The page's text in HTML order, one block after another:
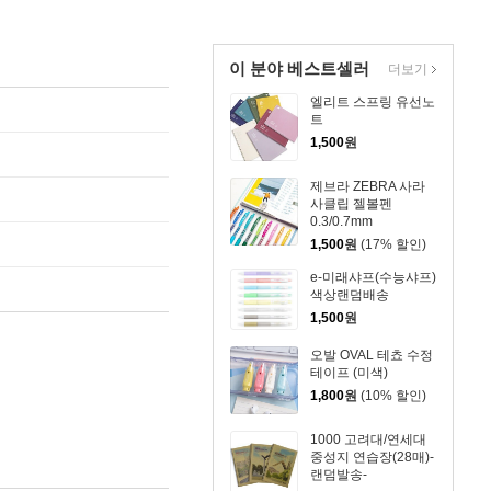
이 분야 베스트셀러
엘리트 스프링 유선노
트
1,500원
제브라 ZEBRA 사라
사클립 젤볼펜
0.3/0.7mm
1,500원 (17% 할인)
e-미래샤프(수능샤프)
색상랜덤배송
1,500원
오발 OVAL 테쵸 수정
테이프 (미색)
1,800원 (10% 할인)
1000 고려대/연세대
중성지 연습장(28매)-
랜덤발송-
더보기